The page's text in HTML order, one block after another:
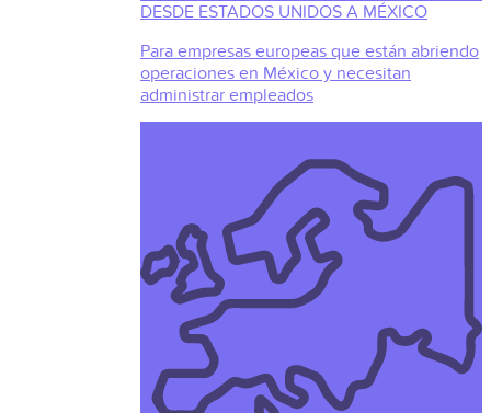
DESDE ESTADOS UNIDOS A MÉXICO
Para empresas europeas que están abriendo
operaciones en México y necesitan
administrar empleados